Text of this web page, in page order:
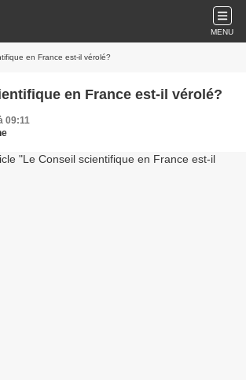
MENU
en France est-il vérolé?
en France est-il vérolé?
09:11